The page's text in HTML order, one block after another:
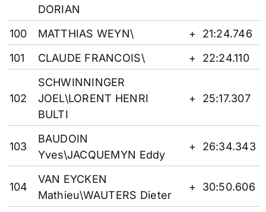
DORIAN
100 MATTHIAS WEYN\ +
21:24.746
101
CLAUDE FRANCOIS\ + 22:24.110
102
SCHWINNINGER
JOEL\LORENT HENRI
BULTI
+ 25:17.307
103
BAUDOIN
Yves\JACQUEMYN Eddy
+ 26:34.343
104
VAN EYCKEN
Mathieu\WAUTERS Dieter
+ 30:50.606